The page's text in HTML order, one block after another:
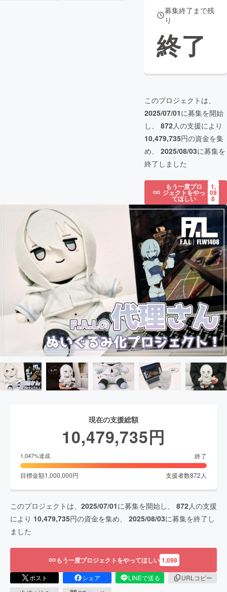
募集終了まで残
り
終了
このプロジェクトは、
2025/07/01に募集を開始
し、 872人の支援により
10,479,735円の資金を集
め、 2025/08/03に募集を
終了しました
もう一度プロ
ジェクトをやっ
てほしい
1,
09
8
現在の支援総額
10,479,735円
1,047%達成 終了
目標金額1,000,000円 支援者数872 人
このプロジェクトは、 2025/07/01に募集を開始し、 872人の支援
により 10,479,735円の資金を集め、 2025/08/03に募集を終了し
ました
もう一度プロジェクトをやってほしい 1,098
ポスト シェア LINEで送る
URLコピー